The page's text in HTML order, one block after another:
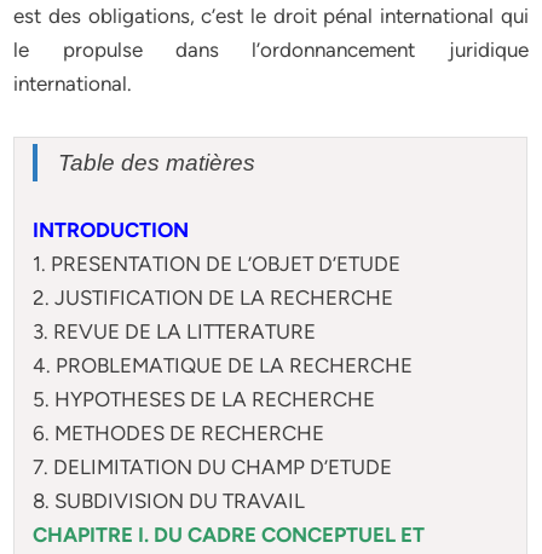
est des obligations, c’est le droit pénal international qui
le propulse dans l’ordonnancement juridique
international.
Table des matières
INTRODUCTION
1. PRESENTATION DE L’OBJET D’ETUDE
2. JUSTIFICATION DE LA RECHERCHE
3. REVUE DE LA LITTERATURE
4. PROBLEMATIQUE DE LA RECHERCHE
5. HYPOTHESES DE LA RECHERCHE
6. METHODES DE RECHERCHE
7. DELIMITATION DU CHAMP D’ETUDE
8. SUBDIVISION DU TRAVAIL
CHAPITRE I. DU CADRE CONCEPTUEL ET